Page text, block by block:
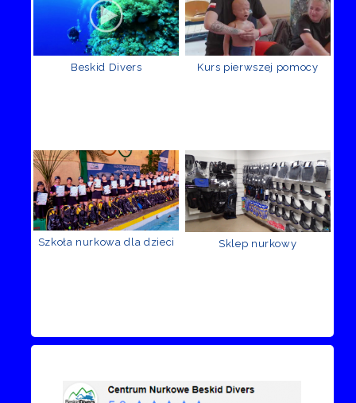
Beskid Divers Kurs pierwszej pomocy
Szkoła nurkowa dla dzieci Sklep nurkowy